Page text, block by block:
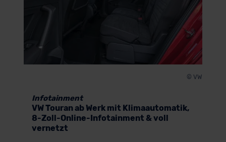
© VW
Infotainment
VW Touran ab Werk mit Klimaautomatik,
8-Zoll-Online-Infotainment & voll
vernetzt